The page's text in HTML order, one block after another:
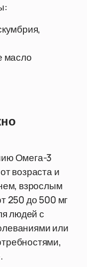
масло
Омега-3
возраста и
взрослым
250 до 500 мг
людей с
или